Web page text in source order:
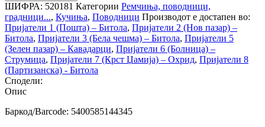
ШИФРА: 520181 Категории Ремчиња, поводници,
градници..., Кучиња, Поводници Производот е достапен во:
Пријатели 1 (Пошта) – Битола, Пријатели 2 (Нов пазар) –
Битола, Пријатели 3 (Бела чешма) – Битола, Пријатели 5
(Зелен пазар) – Кавадарци, Пријатели 6 (Болница) –
Струмица, Пријатели 7 (Крст Џамија) – Охрид, Пријатели 8
(Партизанска) - Битола
Сподели:
Опис
Баркод/Barcode: 5400585144345